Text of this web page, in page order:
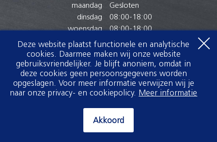
maandag
Gesloten
dinsdag
08:00-18:00
woensdag
08:00-18:00
donderdag
08:00 -
vrijdag
08:00- 18:00
zaterdag
08:00-16:00
zondag
Gesloten
Deze website plaatst functionele en analytische
cookies. Daarmee maken wij onze website
gebruiksvriendelijker. Je blijft anoniem, omdat in
deze cookies geen persoonsgegevens worden
opgeslagen. Voor meer informatie verwijzen wij je
naar onze privacy- en cookiepolicy. Meer informatie
Akkoord